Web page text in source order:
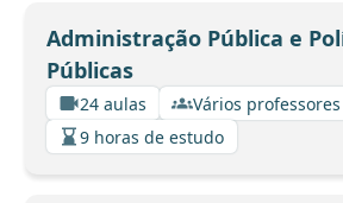
Administração Pública e
Públicas
24 aulas
Vários professores
9 horas de estudo